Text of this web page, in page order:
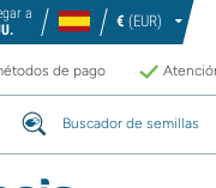
a
€ (EUR)
de pago
Buscador de semillas